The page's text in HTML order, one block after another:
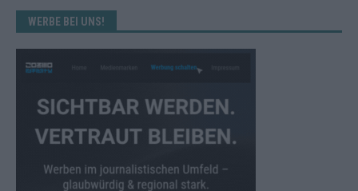
WERBE BEI UNS!